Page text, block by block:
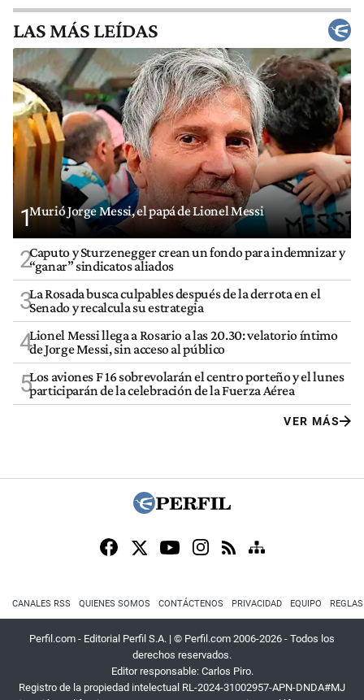
LAS MÁS LEÍDAS
1Murió Jorge Messi, el papá de Lionel Messi
2Caputo y Sturzenegger crean un fondo para indemnizar y
“ganar” sindicatos aliados
3La Rosada busca culpables después de la derrota en el
Senado y recalcula su estrategia
4Lionel Messi llega a Rosario a las 20.30: velatorio íntimo
de Jorge Messi, sin acceso al público
5Los aviones F 16 sobrevolarán el centro porteño y el lunes
participarán de la celebración de la Fuerza Aérea
VER MÁS
CANALES RSS QUIENES SOMOS CONTÁCTENOS PRIVACIDAD EQUIPO
Perfil.com - Editorial Perfil S.A. | © Perfil.com 2006-2026 - Todos los
derechos reservados.
Editor responsable: Carlos Piro.
Registro de la propiedad intelectual RL-2024-31002957-APN-DNDA#MJ